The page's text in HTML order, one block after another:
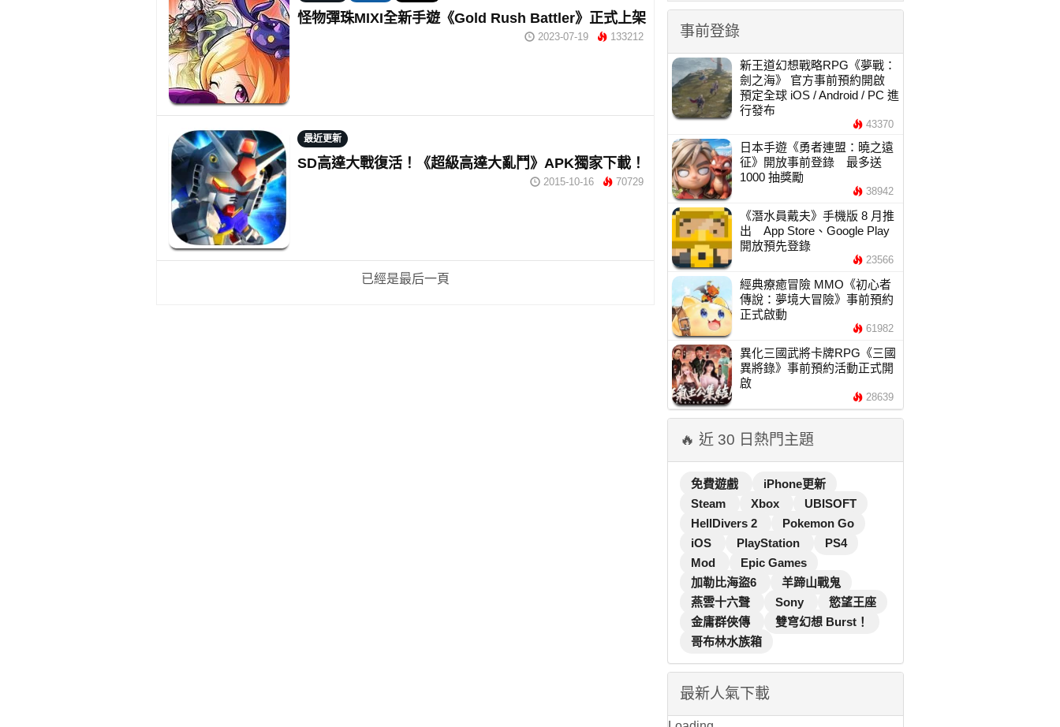
怪物彈珠MIXI全新手遊《Gold Rush Battler》正式上架
2023-07-19 133212
最近更新
SD高達大戰復活！《超級高達大亂鬥》APK獨家下載！
2015-10-16 70729
已經是最后一頁
事前登錄
新王道幻想戰略RPG《夢戰：
劍之海》 官方事前預約開啟
預定全球 iOS / Android / PC 進
行發布
43370
日本手遊《勇者連盟：曉之遠
征》開放事前登錄 最多送
1000 抽獎勵
38942
《潛水員戴夫》手機版 8 月推
出 App Store、Google Play
開放預先登錄
23566
經典療癒冒險 MMO《初心者
傳說：夢境大冒險》事前預約
正式啟動
61982
異化三國武將卡牌RPG《三國
異將錄》事前預約活動正式開
啟
28639
🔥 近 30 日熱門主題
免費遊戲
iPhone更新
Steam
Xbox
UBISOFT
HellDivers 2
Pokemon Go
iOS
PlayStation
PS4
Mod
Epic Games
加勒比海盜6
羊蹄山戰鬼
燕雲十六聲
Sony
慾望王座
金庸群俠傳
雙穹幻想 Burst！
哥布林水族箱
最新人氣下載